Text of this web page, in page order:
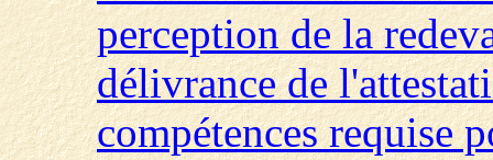
perception de la
délivrance de
compétences requise